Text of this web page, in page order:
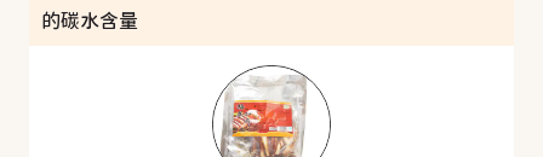
的碳水含量